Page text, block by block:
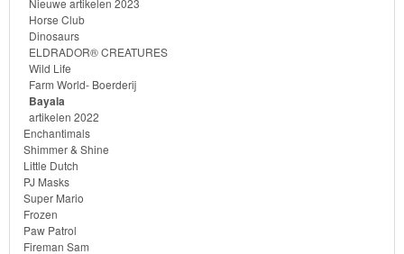
Birds
Batman
Goede
dinosaurus
Dora
-
Diego
Nieuwe artikelen 2023
Horse Club
Dinosaurs
ELDRADOR® CREATURES
Wild Life
Farm World- Boerderij
Bayala
artikelen 2022
Enchantimals
Shimmer & Shine
Little Dutch
PJ Masks
Super Mario
Frozen
Paw Patrol
Fireman Sam